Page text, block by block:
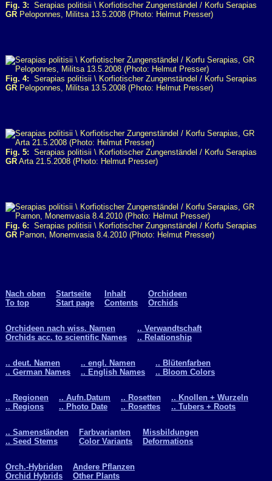
Fig. 3: Serapias politisii \ Korfiotischer Zungenständel / Korfu Serapias
GR Peloponnes, Militsa 13.5.2008 (Photo: Helmut Presser)
Fig. 4: Serapias politisii \ Korfiotischer Zungenständel / Korfu Serapias
GR Peloponnes, Militsa 13.5.2008 (Photo: Helmut Presser)
Fig. 5: Serapias politisii \ Korfiotischer Zungenständel / Korfu Serapias
GR Arta 21.5.2008 (Photo: Helmut Presser)
Fig. 6: Serapias politisii \ Korfiotischer Zungenständel / Korfu Serapias
GR Parnon, Monemvasia 8.4.2010 (Photo: Helmut Presser)
Nach oben
To top
Startseite
Start page
Inhalt
Contents
Orchideen
Orchids
Orchideen nach wiss. Namen
Orchids acc. to scientific Names
.. Verwandtschaft
.. Relationship
.. deut. Namen
.. German Names
.. engl. Namen
.. English Names
.. Blütenfarben
.. Bloom Colors
.. Regionen
.. Regions
.. Aufn.Datum
.. Photo Date
.. Rosetten
.. Rosettes
.. Knollen + Wurzeln
.. Tubers + Roots
.. Samenständen
.. Seed Stems
Farbvarianten
Color Variants
Missbildungen
Deformations
Orch.-Hybriden
Orchid Hybrids
Andere Pflanzen
Other Plants